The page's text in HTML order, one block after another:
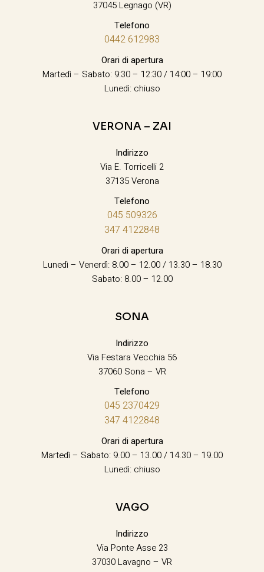
37045 Legnago (VR)
Telefono
0442 612983
Orari di apertura
Martedì – Sabato: 9:30 – 12:30 / 14:00 – 19:00
Lunedì: chiuso
VERONA – ZAI
Indirizzo
Via E. Torricelli 2
37135 Verona
Telefono
045 509326
347 4122848
Orari di apertura
Lunedì – Venerdì: 8.00 – 12.00 / 13.30 – 18.30
Sabato: 8.00 – 12.00
SONA
Indirizzo
Via Festara Vecchia 56
37060 Sona – VR
Telefono
045 2370429
347 4122848
Orari di apertura
Martedì – Sabato: 9.00 – 13.00 / 14.30 – 19.00
Lunedì: chiuso
VAGO
Indirizzo
Via Ponte Asse 23
37030 Lavagno – VR